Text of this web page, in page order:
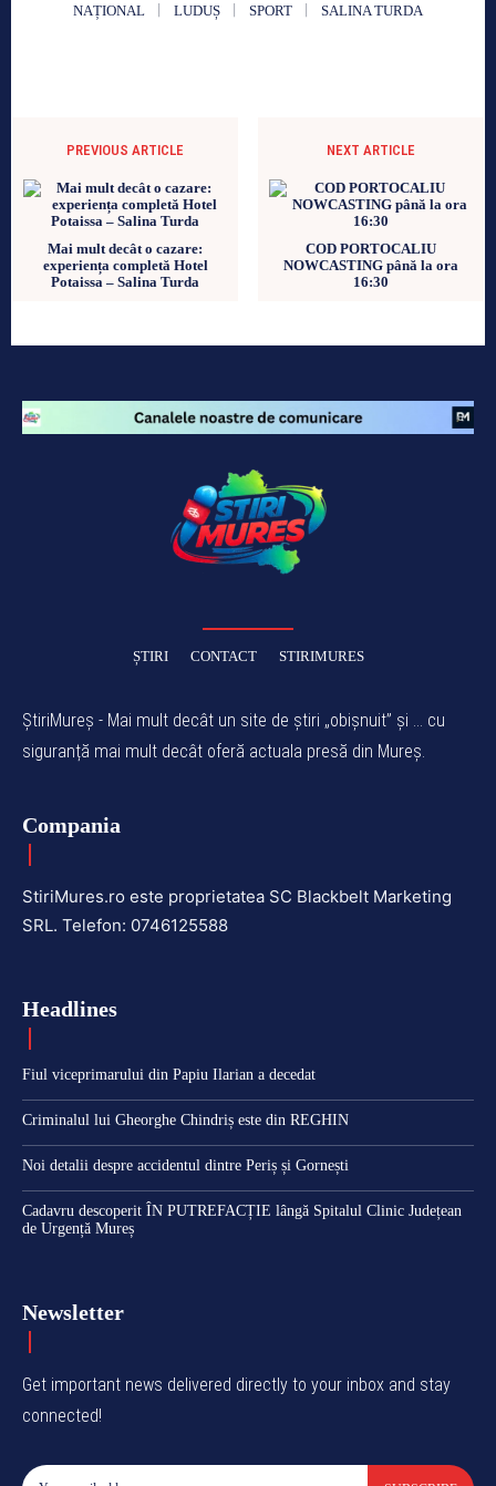
NAȚIONAL LUDUȘ SPORT SALINA TURDA
PREVIOUS ARTICLE
Mai mult decât o cazare:
experiența completă Hotel
Potaissa – Salina Turda
NEXT ARTICLE
COD PORTOCALIU
NOWCASTING până la ora
16:30
ȘTIRI CONTACT STIRIMURES
ȘtiriMureș - Mai mult decât un site de știri „obișnuit” și ... cu
siguranță mai mult decât oferă actuala presă din Mureș.
Compania
StiriMures.ro este proprietatea SC Blackbelt Marketing
SRL. Telefon: 0746125588
Headlines
Fiul viceprimarului din Papiu Ilarian a decedat
Criminalul lui Gheorghe Chindriș este din REGHIN
Noi detalii despre accidentul dintre Periș și Gornești
Cadavru descoperit ÎN PUTREFACȚIE lângă Spitalul Clinic Județean
de Urgență Mureș
Newsletter
Get important news delivered directly to your inbox and stay
connected!